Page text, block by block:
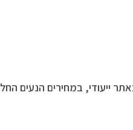
ייעודי, במחירים הנעים החל